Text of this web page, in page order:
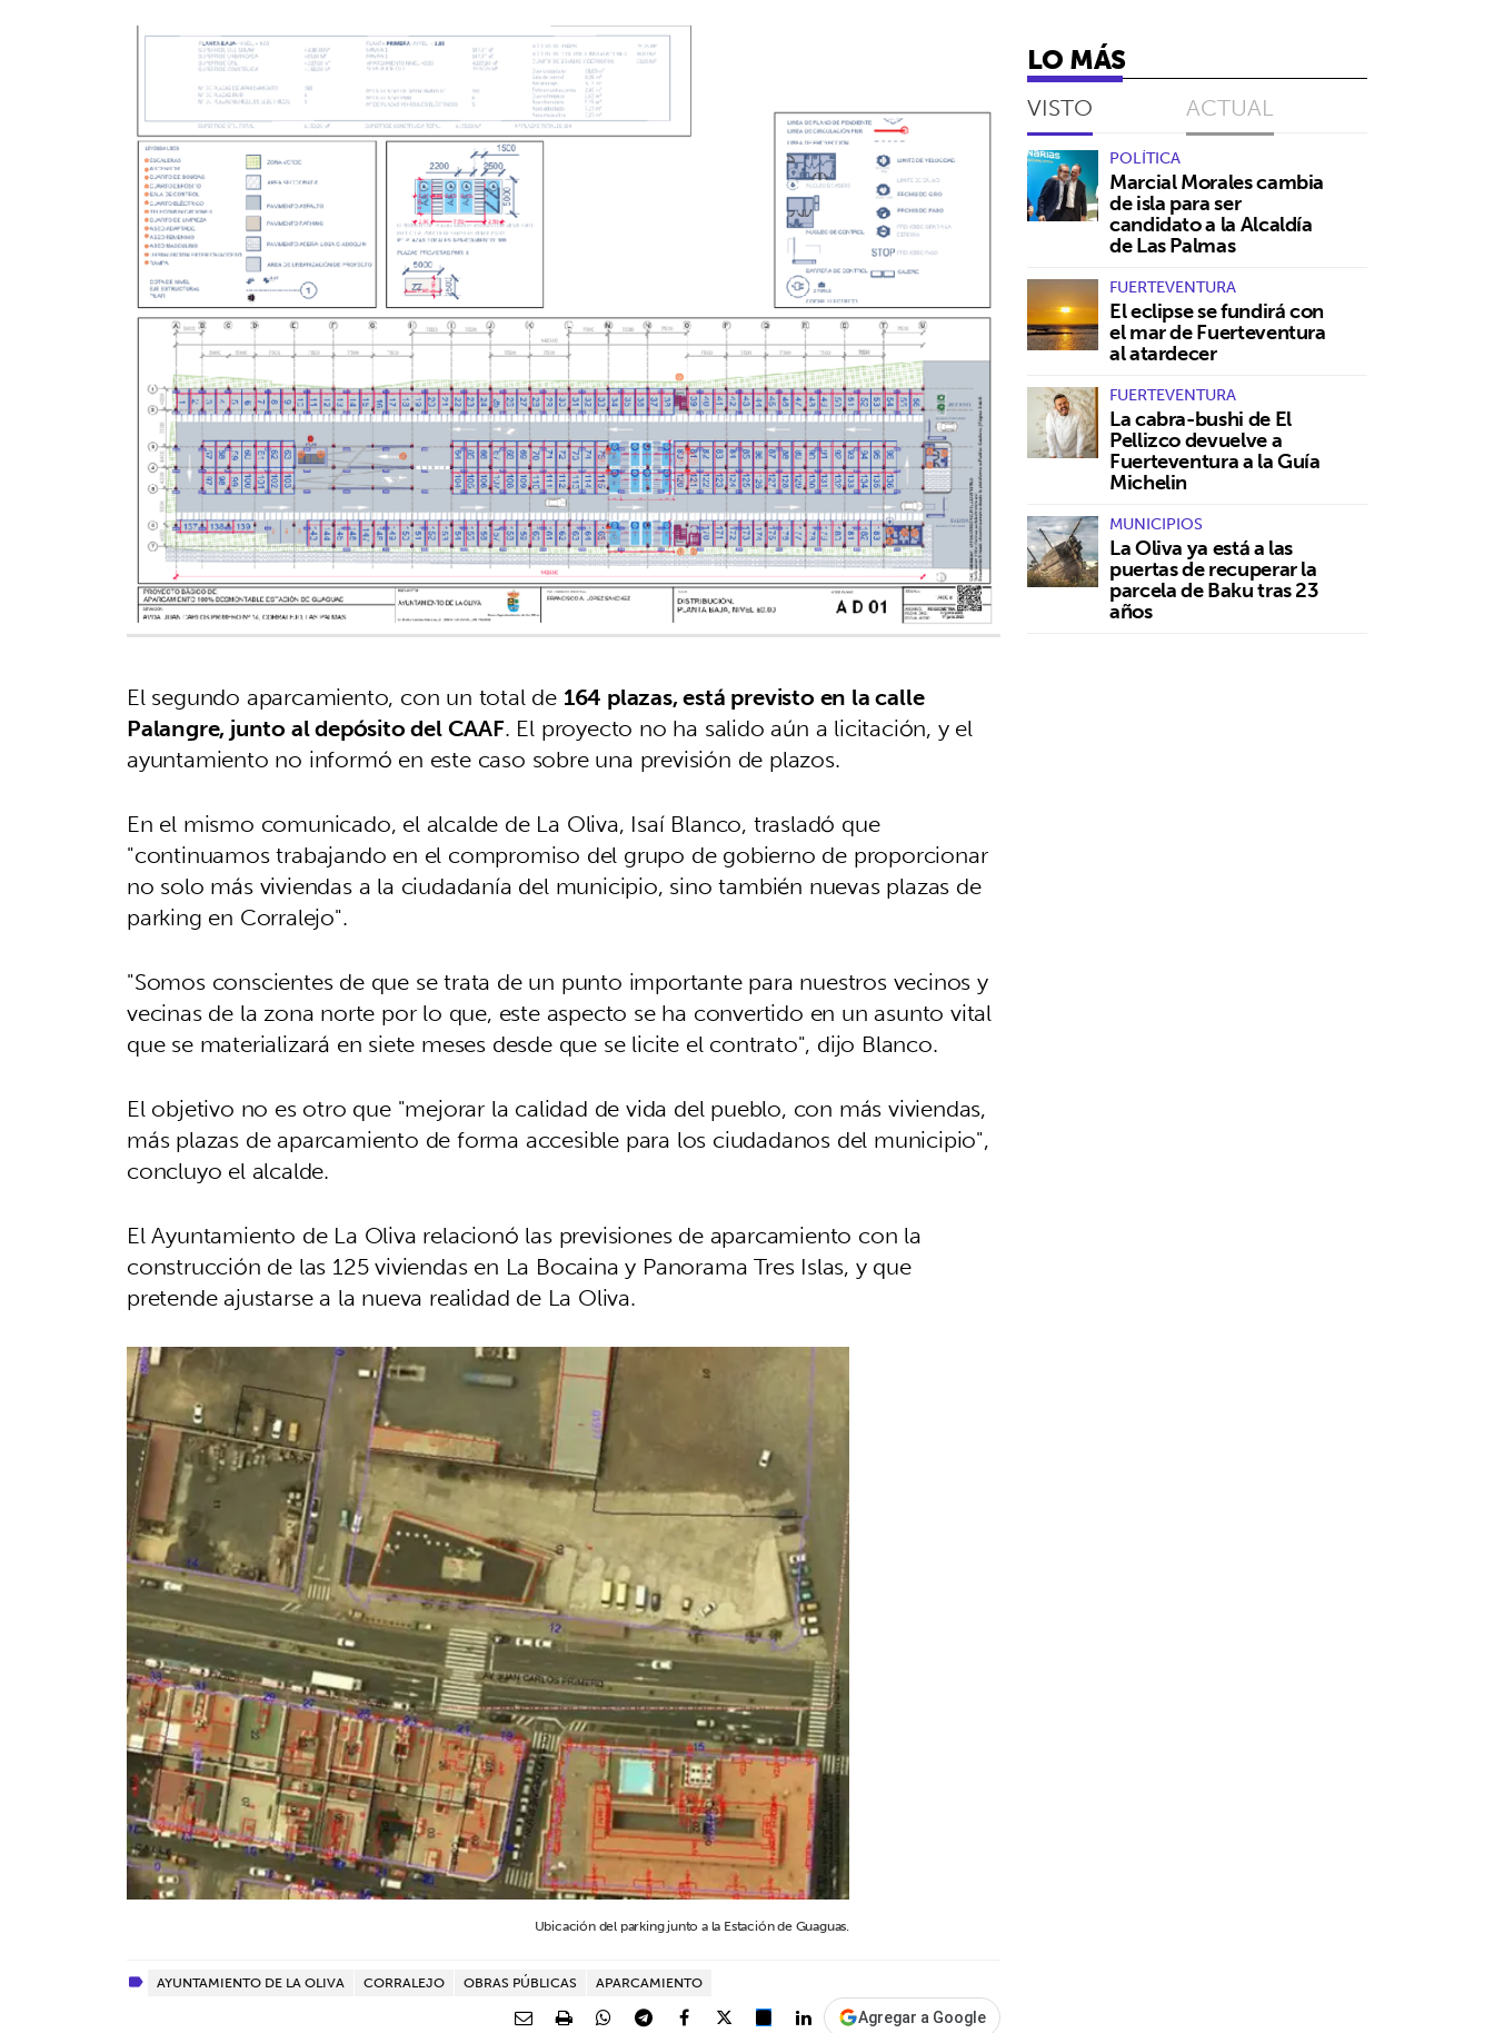
El segundo aparcamiento, con un total de 164 plazas, está previsto en la calle
Palangre, junto al depósito del CAAF. El proyecto no ha salido aún a licitación, y el
ayuntamiento no informó en este caso sobre una previsión de plazos.
En el mismo comunicado, el alcalde de La Oliva, Isaí Blanco, trasladó que
"continuamos trabajando en el compromiso del grupo de gobierno de proporcionar
no solo más viviendas a la ciudadanía del municipio, sino también nuevas plazas de
parking en Corralejo".
"Somos conscientes de que se trata de un punto importante para nuestros vecinos y
vecinas de la zona norte por lo que, este aspecto se ha convertido en un asunto vital
que se materializará en siete meses desde que se licite el contrato", dijo Blanco.
El objetivo no es otro que "mejorar la calidad de vida del pueblo, con más viviendas,
más plazas de aparcamiento de forma accesible para los ciudadanos del municipio",
concluyo el alcalde.
El Ayuntamiento de La Oliva relacionó las previsiones de aparcamiento con la
construcción de las 125 viviendas en La Bocaina y Panorama Tres Islas, y que
pretende ajustarse a la nueva realidad de La Oliva.
Ubicación del parking junto a la Estación de Guaguas.
AYUNTAMIENTO DE LA OLIVA CORRALEJO OBRAS PÚBLICAS APARCAMIENTO
Agregar a Google
LO MÁS
VISTO ACTUAL
POLÍTICA
Marcial Morales cambia
de isla para ser
candidato a la Alcaldía
de Las Palmas
FUERTEVENTURA
El eclipse se fundirá con
el mar de Fuerteventura
al atardecer
FUERTEVENTURA
La cabra-bushi de El
Pellizco devuelve a
Fuerteventura a la Guía
Michelin
MUNICIPIOS
La Oliva ya está a las
puertas de recuperar la
parcela de Baku tras 23
años